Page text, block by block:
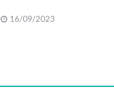
16/09/2023